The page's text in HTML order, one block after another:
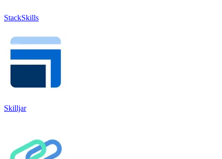
StackSkills
Skilljar